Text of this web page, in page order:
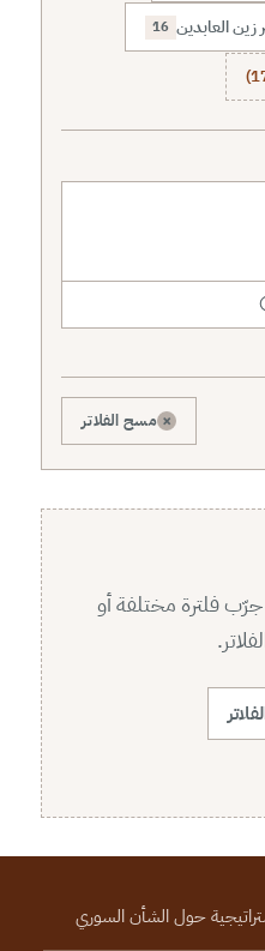
زين العابدين 16
× مسح الفلاتر
فلترة مختلفة أو
حول الشأن السوري